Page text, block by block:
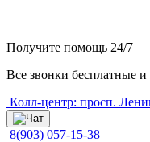
Получите помощь 24/7
Все звонки бесплатные
Колл-центр: просп.
8(903) 057-15-38